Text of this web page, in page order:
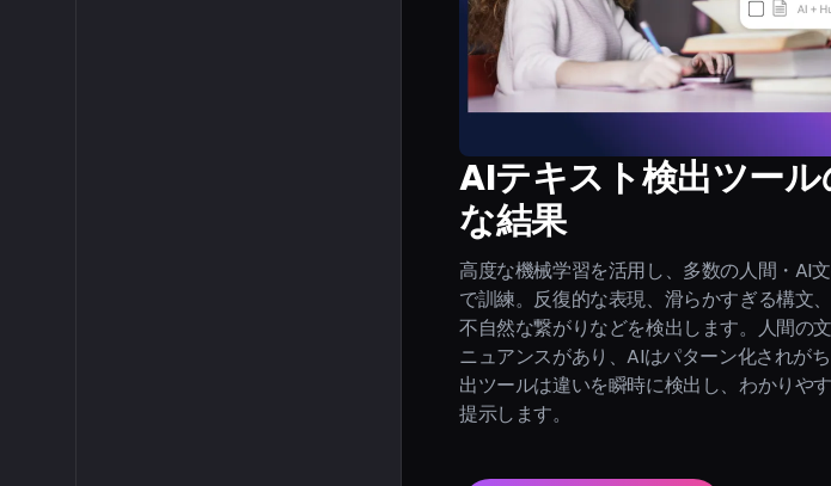
AIテキスト検出ツー
な結果
高度な機械学習を活用し、多数の人間・AI
で訓練。反復的な表現、滑らかすぎる構文
不自然な繋がりなどを検出します。人間の
ニュアンスがあり、AIはパターン化されが
出ツールは違いを瞬時に検出し、わかりや
提示します。